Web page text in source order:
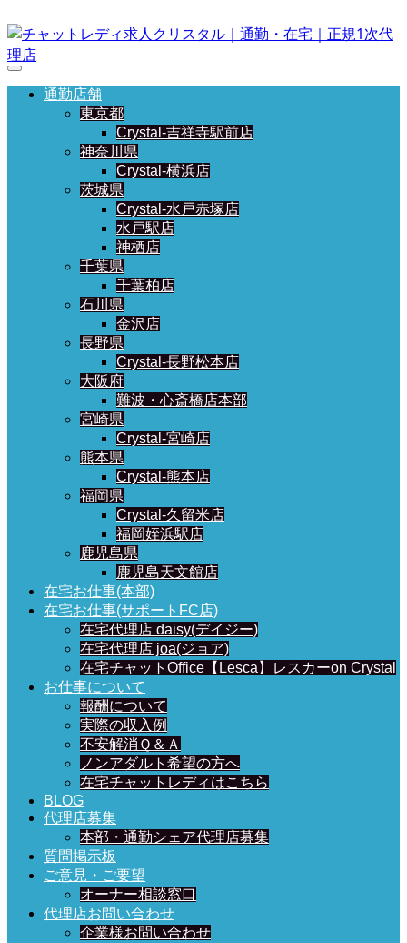
通勤店舗
東京都
Crystal-吉祥寺駅前店
神奈川県
Crystal-横浜店
茨城県
Crystal-水戸赤塚店
水戸駅店
神栖店
千葉県
千葉柏店
石川県
金沢店
長野県
Crystal-長野松本店
大阪府
難波・心斎橋店本部
宮崎県
Crystal-宮崎店
熊本県
Crystal-熊本店
福岡県
Crystal-久留米店
福岡姪浜駅店
鹿児島県
鹿児島天文館店
在宅お仕事(本部)
在宅お仕事(サポートFC店)
在宅代理店 daisy(デイジー)
在宅代理店 joa(ジョア)
在宅チャットOffice【Lesca】レスカーon Crystal
お仕事について
報酬について
実際の収入例
不安解消Ｑ＆Ａ
ノンアダルト希望の方へ
在宅チャットレディはこちら
BLOG
代理店募集
本部・通勤シェア代理店募集
質問掲示板
ご意見・ご要望
オーナー相談窓口
代理店お問い合わせ
企業様お問い合わせ